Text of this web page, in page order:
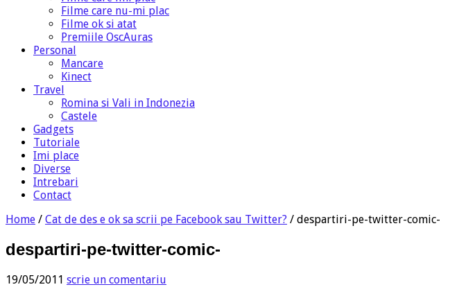
Filme care nu-mi plac
Filme ok si atat
Premiile OscAuras
Personal
Mancare
Kinect
Travel
Romina si Vali in Indonezia
Castele
Gadgets
Tutoriale
Imi place
Diverse
Intrebari
Contact
Home / Cat de des e ok sa scrii pe Facebook sau Twitter? / despartiri-pe-twitter-comic-
despartiri-pe-twitter-comic-
19/05/2011 scrie un comentariu